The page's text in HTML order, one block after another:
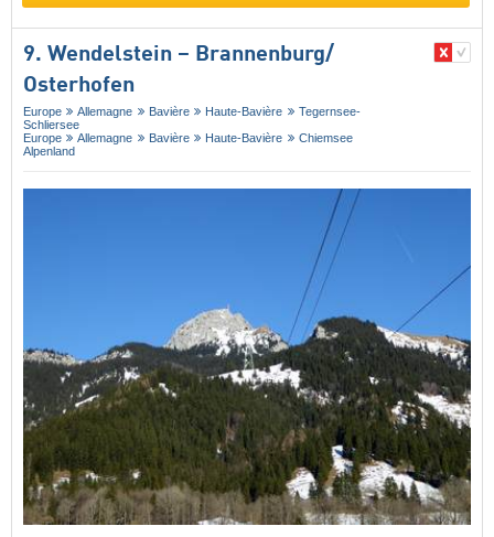
9. Wendelstein – Brannenburg/​
Osterhofen
Europe Allemagne Bavière Haute-Bavière
Tegernsee-
Schliersee
Europe
Allemagne Bavière Haute-Bavière
Chiemsee
Alpenland